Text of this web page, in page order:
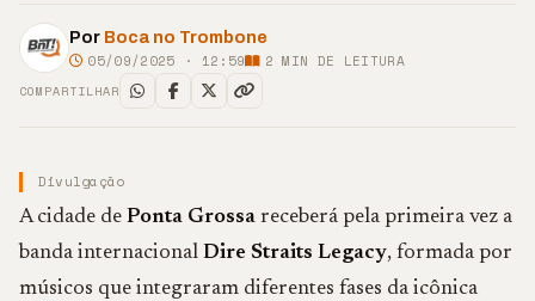
Por Boca no Trombone
05/09/2025 · 12:59 2 MIN DE LEITURA
COMPARTILHAR
Divulgação
A cidade de Ponta Grossa receberá pela primeira vez a
banda internacional Dire Straits Legacy, formada por
músicos que integraram diferentes fases da icônica